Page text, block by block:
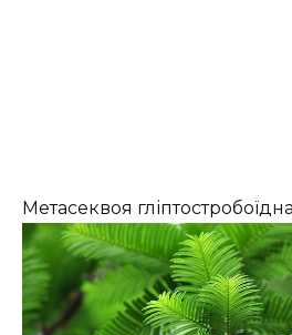
Метасеквоя